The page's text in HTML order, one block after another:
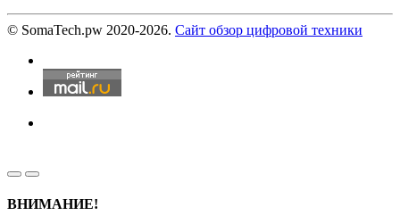
© SomaTech.pw 2020-2026. Сайт обзор цифровой техники
ВНИМАНИЕ!